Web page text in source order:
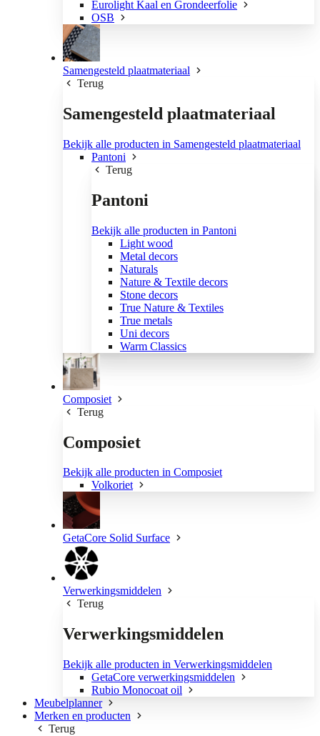
Eurolight Kaal en Grondeerfolie
OSB
Samengesteld plaatmateriaal
Terug
Samengesteld plaatmateriaal
Bekijk alle producten in Samengesteld plaatmateriaal
Pantoni
Terug
Pantoni
Bekijk alle producten in Pantoni
Light wood
Metal decors
Naturals
Nature & Textile decors
Stone decors
True Nature & Textiles
True metals
Uni decors
Warm Classics
Composiet
Terug
Composiet
Bekijk alle producten in Composiet
Volkoriet
GetaCore Solid Surface
Verwerkingsmiddelen
Terug
Verwerkingsmiddelen
Bekijk alle producten in Verwerkingsmiddelen
GetaCore verwerkingsmiddelen
Rubio Monocoat oil
Meubelplanner
Merken en producten
Terug